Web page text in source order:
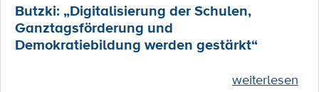
Butzki: „Digitalisierung der Schulen,
Ganztagsförderung und
Demokratiebildung werden gestärkt“
weiterlesen